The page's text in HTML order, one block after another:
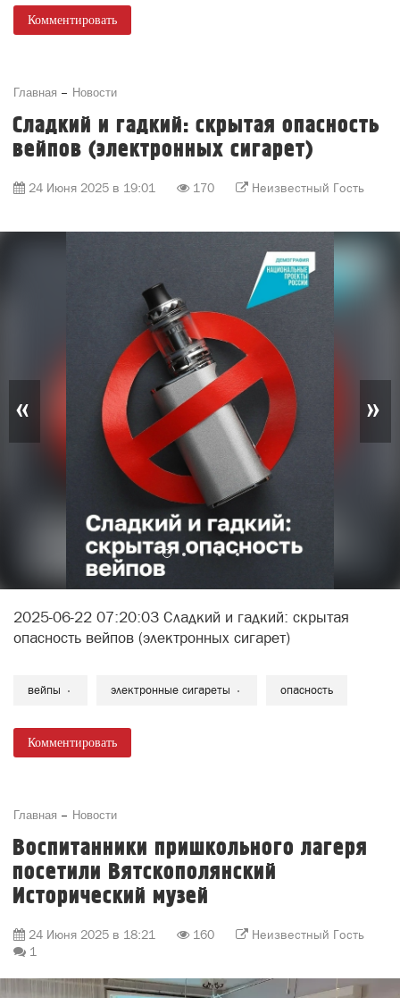
Комментировать
Главная Новости
Сладкий и гадкий: скрытая опасность
вейпов (электронных сигарет)
24 Июня 2025 в 19:01 170 Неизвестный Гость
« »
2025-06-22 07:20:03 Сладкий и гадкий: скрытая
опасность вейпов (электронных сигарет)
вейпы электронные сигареты опасность
Комментировать
Главная Новости
Воспитанники пришкольного лагеря
посетили Вятскополянский
Исторический музей
24 Июня 2025 в 18:21 160
Неизвестный Гость
1